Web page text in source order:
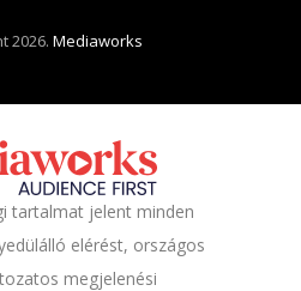
2026.Mediaworks
tartalmat jelent minden
elérést, országos
megjelenési